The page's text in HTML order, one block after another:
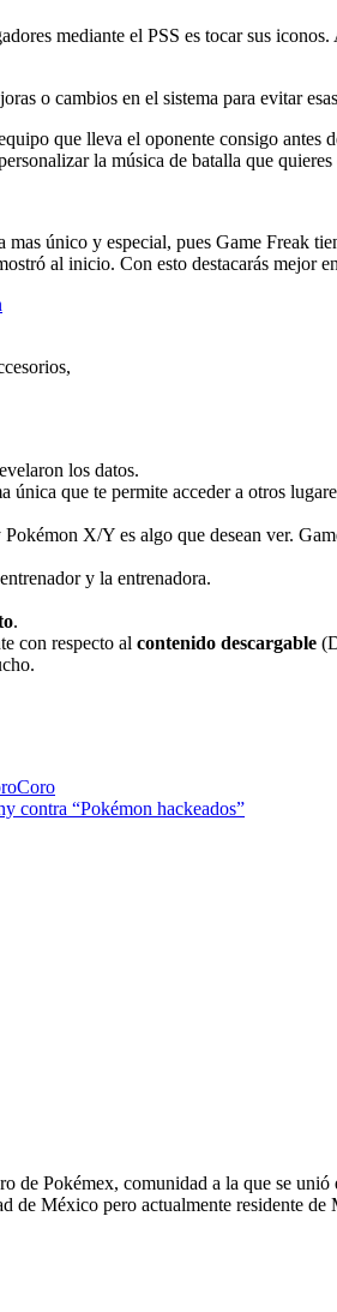
mediante el PSS es tocar sus
o cambios en el sistema para evitar
que lleva el oponente consigo
la música de batalla que quieres
único y especial, pues Game Freak
al inicio. Con esto destacarás mejor
los datos.
única que te permite acceder a otros
X/Y es algo que desean ver.
y la entrenadora.
.
con respecto al contenido descargable
contra “Pokémon hackeados”
de Pokémex, comunidad a la que se
de México pero actualmente residente de